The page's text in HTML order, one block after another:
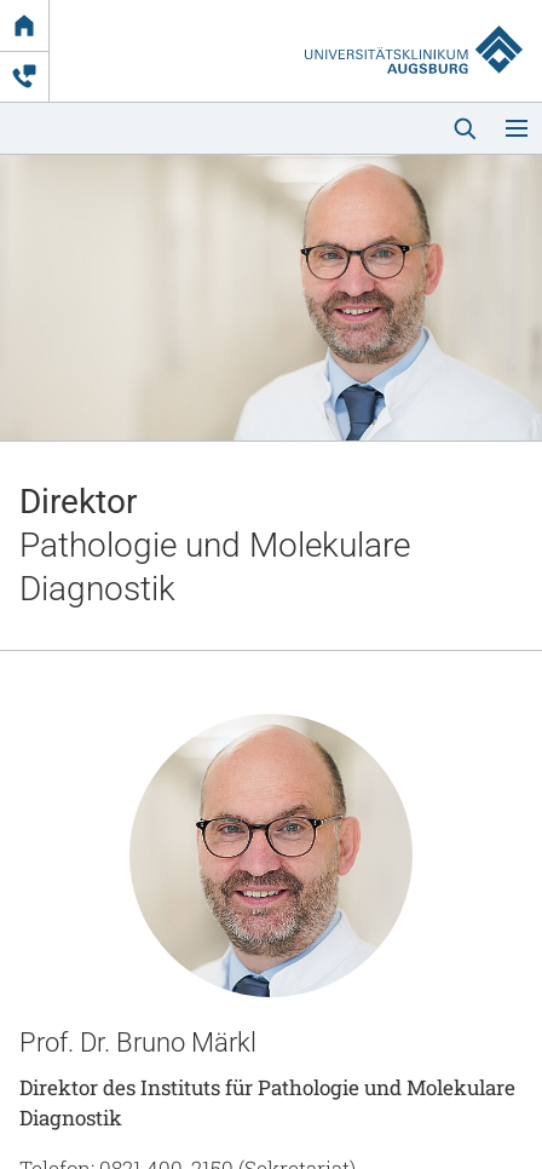
Link
zur
Startseite
Gesundheit & Medizin
Notaufnahme
Anreise
Direktor
Pathologie und Molekulare
Diagnostik
Prof. Dr. Bruno Märkl
Direktor des Instituts für Pathologie und Molekulare
Diagnostik